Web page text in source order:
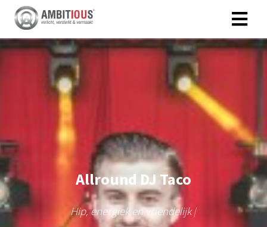
Allround DJ Taco
Hip,energiek envriendelijk